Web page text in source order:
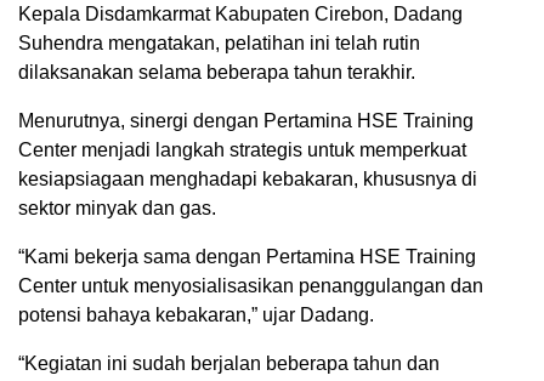
Kepala Disdamkarmat Kabupaten Cirebon, Dadang
Suhendra mengatakan, pelatihan ini telah rutin
dilaksanakan selama beberapa tahun terakhir.
Menurutnya, sinergi dengan Pertamina HSE Training
Center menjadi langkah strategis untuk memperkuat
kesiapsiagaan menghadapi kebakaran, khususnya di
sektor minyak dan gas.
“Kami bekerja sama dengan Pertamina HSE Training
Center untuk menyosialisasikan penanggulangan dan
potensi bahaya kebakaran,” ujar Dadang.
“Kegiatan ini sudah berjalan beberapa tahun dan